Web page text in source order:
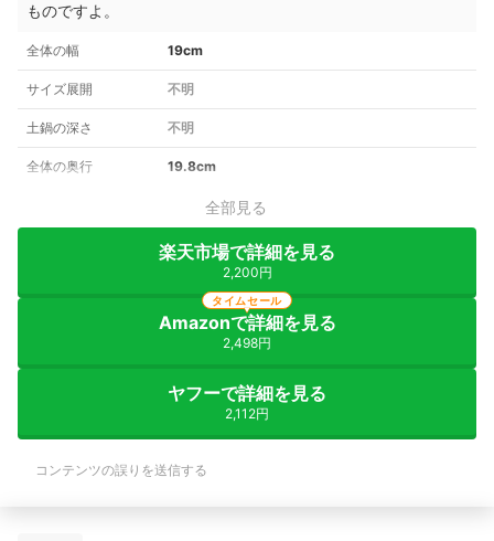
ものですよ。
全体の幅 19cm
サイズ展開 不明
土鍋の深さ 不明
全体の奥行 19.8cm
全部見る
楽天市場で詳細を見る
2,200円
Amazonで詳細を見る
2,498円
タイムセール
ヤフーで詳細を見る
2,112円
コンテンツの誤りを送信する